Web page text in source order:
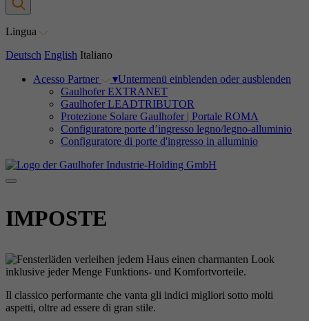
Lingua
Deutsch English Italiano
Acesso Partner ▾Untermenü einblenden oder ausblenden
Gaulhofer EXTRANET
Gaulhofer LEADTRIBUTOR
Protezione Solare Gaulhofer | Portale ROMA
Configuratore porte d’ingresso legno/legno-alluminio
Configuratore di porte d'ingresso in alluminio
IMPOSTE
Il classico performante che vanta gli indici migliori sotto molti
aspetti, oltre ad essere di gran stile.